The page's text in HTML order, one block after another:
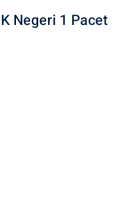
Negeri 1 Pacet